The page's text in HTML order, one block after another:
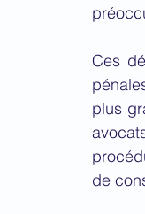
Ces
plus
de